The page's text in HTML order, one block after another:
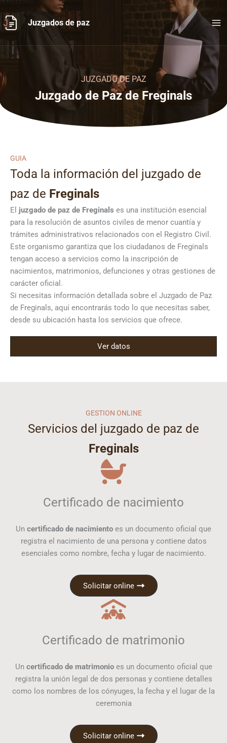
al
contenido
Juzgados de paz
JUZGADO DE PAZ
Juzgado de Paz de Freginals
GUIA
Toda la información del juzgado de
paz de Freginals
El juzgado de paz de Freginals es una institución esencial
para la resolución de asuntos civiles de menor cuantía y
trámites administrativos relacionados con el Registro Civil.
Este organismo garantiza que los ciudadanos de Freginals
tengan acceso a servicios como la inscripción de
nacimientos, matrimonios, defunciones y otras gestiones de
carácter oficial.
Si necesitas información detallada sobre el Juzgado de Paz
de Freginals, aquí encontrarás todo lo que necesitas saber,
desde su ubicación hasta los servicios que ofrece.
Ver datos
GESTION ONLINE
Servicios del juzgado de paz de
Freginals
Certificado de nacimiento
Un certificado de nacimiento es un documento oficial que
registra el nacimiento de una persona y contiene datos
esenciales como nombre, fecha y lugar de nacimiento.
Solicitar online
Certificado de matrimonio
Un certificado de matrimonioes un documento oficial que
registra la unión legal de dos personas y contiene detalles
como los nombres de los cónyuges, la fecha y el lugar de la
ceremonia
Solicitar online